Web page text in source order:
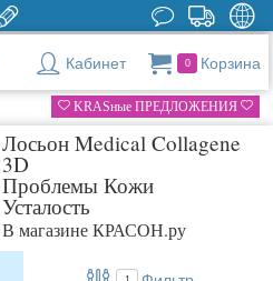
Кабинет 0 Корзина
KRASные ПРЕДЛОЖЕНИЯ
Лосьон Medical Collagene
3D
Проблемы Кожи
Усталость
В магазине КРАСОН.ру